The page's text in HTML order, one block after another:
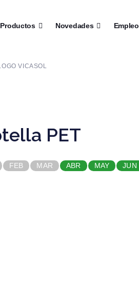
Productos Novedades Empleo
VICASOL
PET
FEB MAR ABR MAY JUN